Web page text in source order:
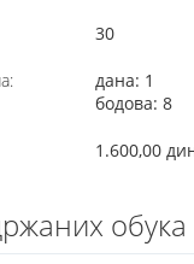
30
дана: 1
бодова: 8
1.600,00
обука